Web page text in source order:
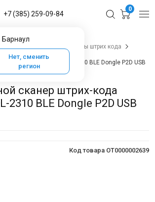
Барнаул
Нет, сменить
регион
+7 (385) 259-09-84
0
Сканеры штрих кода
штрих-кода MERTECH CL-2310 BLE Dongle P2D USB
сканер штрих-кода
2310 BLE Dongle P2D USB
Код товара OT0000002639